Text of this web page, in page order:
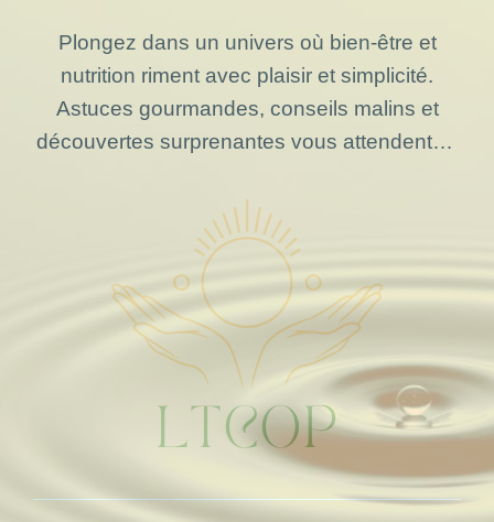
Plongez dans un univers où bien-être et
nutrition riment avec plaisir et simplicité.
Astuces gourmandes, conseils malins et
découvertes surprenantes vous attendent…